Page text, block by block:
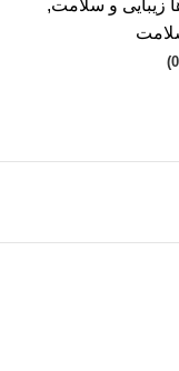
زیبایی و سلامت,